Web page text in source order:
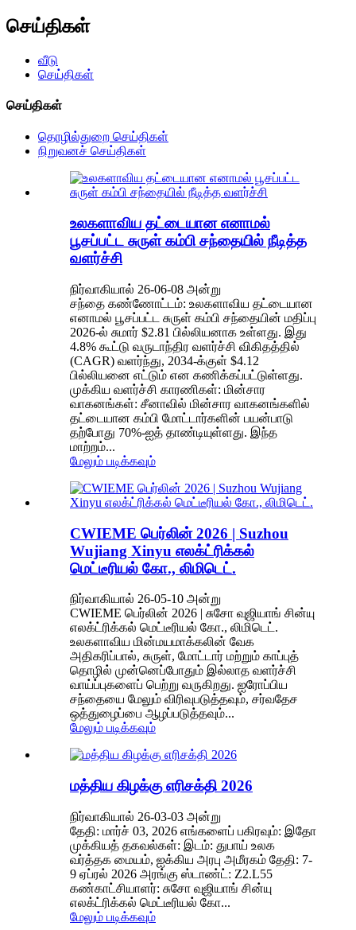
செய்திகள்
வீடு
செய்திகள்
செய்திகள்
தொழில்துறை செய்திகள்
நிறுவனச் செய்திகள்
உலகளாவிய தட்டையான எனாமல்
பூசப்பட்ட சுருள் கம்பி சந்தையில் நீடித்த
வளர்ச்சி
நிர்வாகியால் 26-06-08 அன்று
சந்தை கண்ணோட்டம்: உலகளாவிய தட்டையான
எனாமல் பூசப்பட்ட சுருள் கம்பி சந்தையின் மதிப்பு
2026-ல் சுமார் $2.81 பில்லியனாக உள்ளது. இது
4.8% கூட்டு வருடாந்திர வளர்ச்சி விகிதத்தில்
(CAGR) வளர்ந்து, 2034-க்குள் $4.12
பில்லியனை எட்டும் என கணிக்கப்பட்டுள்ளது.
முக்கிய வளர்ச்சி காரணிகள்: மின்சார
வாகனங்கள்: சீனாவில் மின்சார வாகனங்களில்
தட்டையான கம்பி மோட்டார்களின் பயன்பாடு
தற்போது 70%-ஐத் தாண்டியுள்ளது. இந்த
மாற்றம்...
மேலும் படிக்கவும்
CWIEME பெர்லின் 2026 | Suzhou
Wujiang Xinyu எலக்ட்ரிக்கல்
மெட்டீரியல் கோ., லிமிடெட்.
நிர்வாகியால் 26-05-10 அன்று
CWIEME பெர்லின் 2026 | சுசோ வுஜியாங் சின்யு
எலக்ட்ரிக்கல் மெட்டீரியல் கோ., லிமிடெட்.
உலகளாவிய மின்மயமாக்கலின் வேக
அதிகரிப்பால், சுருள், மோட்டார் மற்றும் காப்புத்
தொழில் முன்னெப்போதும் இல்லாத வளர்ச்சி
வாய்ப்புகளைப் பெற்று வருகிறது. ஐரோப்பிய
சந்தையை மேலும் விரிவுபடுத்தவும், சர்வதேச
ஒத்துழைப்பை ஆழப்படுத்தவும்...
மேலும் படிக்கவும்
மத்திய கிழக்கு எரிசக்தி 2026
நிர்வாகியால் 26-03-03 அன்று
தேதி: மார்ச் 03, 2026 எங்களைப் பகிரவும்: இதோ
முக்கியத் தகவல்கள்: இடம்: துபாய் உலக
வர்த்தக மையம், ஐக்கிய அரபு அமீரகம் தேதி: 7-
9 ஏப்ரல் 2026 அரங்கு ஸ்டாண்ட்: Z2.L55
கண்காட்சியாளர்: சுசோ வுஜியாங் சின்யு
எலக்ட்ரிக்கல் மெட்டீரியல் கோ...
மேலும் படிக்கவும்